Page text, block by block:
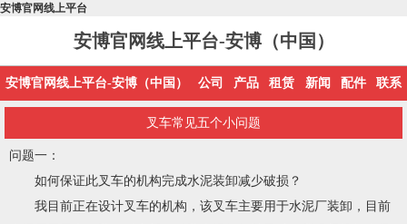
安博官网线上平台
安博官网线上平台-安博（中国）
安博官网线上平台-安博（中国） 公司 产品 租赁 新闻 配件 联系
叉车常见五个小问题
问题一：
如何保证此叉车的机构完成水泥装卸减少破损？
我目前正在设计叉车的机构，该叉车主要用于水泥厂装卸，目前